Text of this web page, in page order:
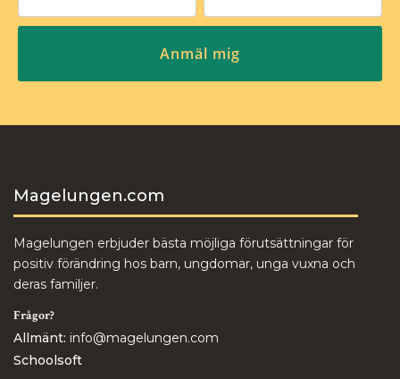
Magelungen.com
Magelungen erbjuder bästa möjliga förutsättningar för
positiv förändring hos barn, ungdomar, unga vuxna och
deras familjer.
Frågor?
Allmänt: info@magelungen.com
Schoolsoft